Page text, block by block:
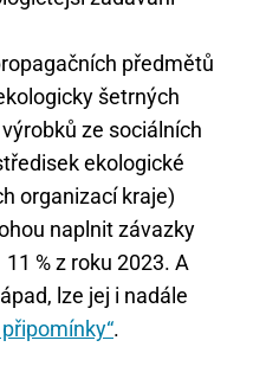
předmětů
šetrných
ze sociálních
ekologické
organizací kraje)
naplnit závazky
% z roku 2023. A
lze jej i nadále
.